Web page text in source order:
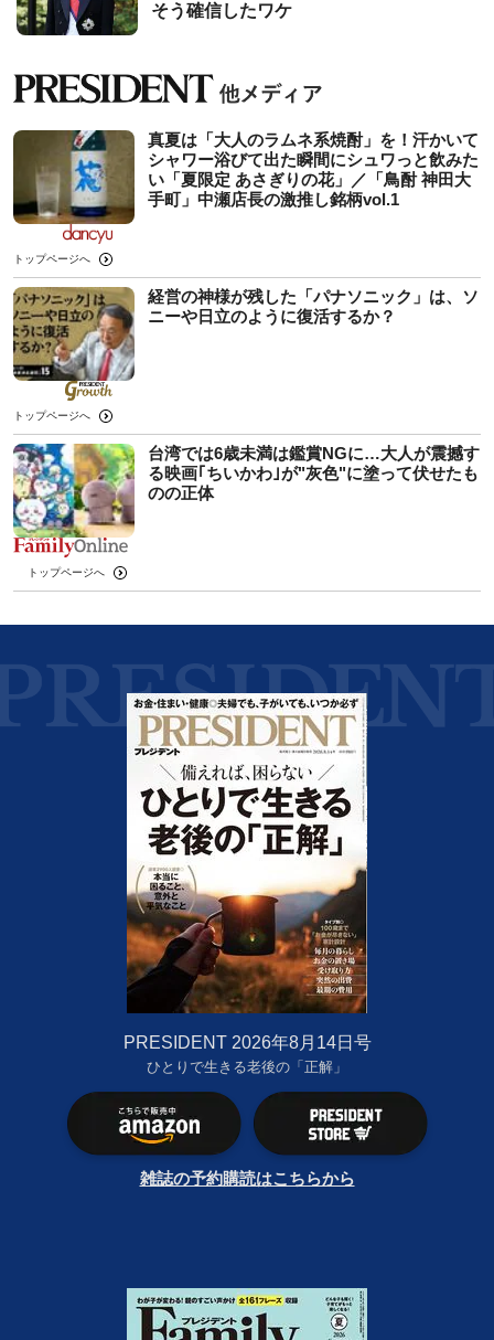
そう確信したワケ
真夏は「大人のラムネ系焼酎」を！汗かいて
シャワー浴びて出た瞬間にシュワっと飲みた
い「夏限定 あさぎりの花」／「鳥酎 神田大
手町」中瀬店長の激推し銘柄vol.1
トップページへ
経営の神様が残した「パナソニック」は、ソ
ニーや日立のように復活するか？
トップページへ
台湾では6歳未満は鑑賞NGに…大人が震撼す
る映画｢ちいかわ｣が"灰色"に塗って伏せたも
のの正体
トップページへ
PRESIDENT 2026年8月14日号
ひとりで生きる老後の「正解」
雑誌の予約購読はこちらから